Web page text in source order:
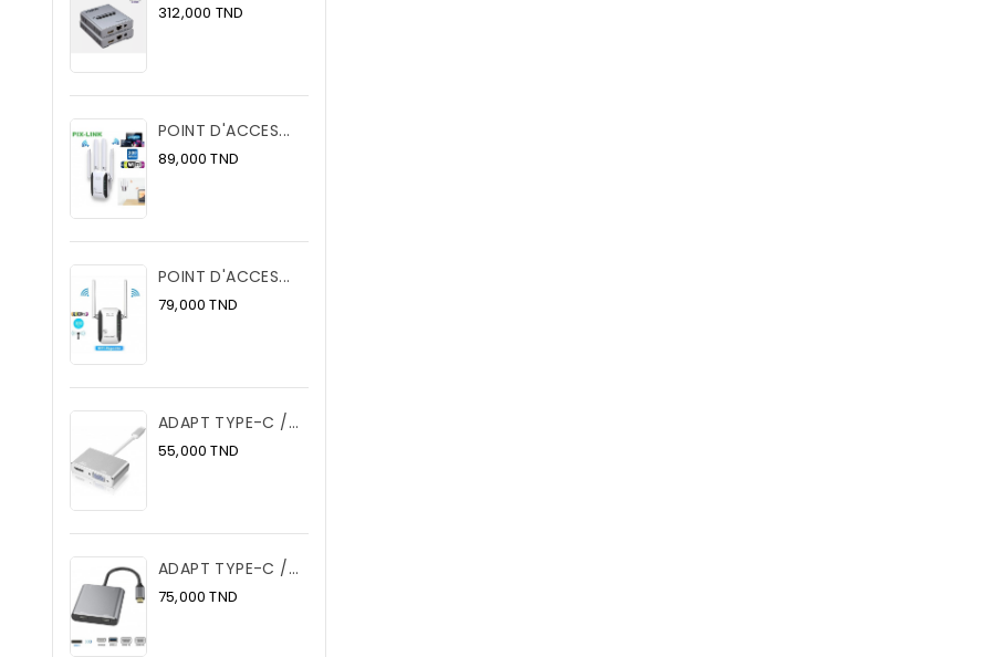
312,000 TND
POINT D'ACCES...
89,000 TND
POINT D'ACCES...
79,000 TND
ADAPT TYPE-C /...
55,000 TND
ADAPT TYPE-C /...
75,000 TND